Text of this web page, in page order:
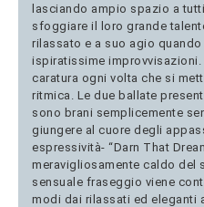
lasciando ampio spazio a
sfoggiare il loro grande
rilassato e a suo agio
ispiratissime
caratura ogni volta che si
ritmica. Le due ballate
sono brani semplicemente
giungere al cuore degli
espressività- “Darn That
meravigliosamente caldo del
sensuale fraseggio viene
modi dai rilassati ed eleganti